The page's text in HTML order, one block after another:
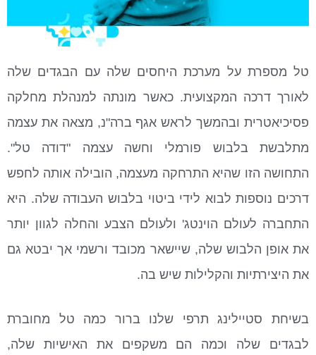
טל מספרת על מערכת היחסים שלה עם הבגדים שלה
לאורך דרכה המקצועית. כאשר מונתה למנהלת מחלקה
פסיכיאטרית ובהמשך לראש אגף ברה"נ, מצאה את עצמה
מתלבשת בלבוש פורמלי וחשה עצמה "דודה טל".
התחושה הזו שהיא התרחקה מעצמה, הובילה אותה לחפש
דרכים נוספות לבוא לידי ביטוי בלבוש העבודה שלה. היא
התחברה לעולם הוינטג' ולעולם הצבע והחלה לגוון יותר
את אופן הלבוש שלה, שיישאר מכובד ורשמי אך יבטא גם
את היצירתיות והקלילות שיש בה.
בשיחת סטיילינג תרפי שלנו ברור כמה טל מחוברת
לבגדים שלה וכמה הם משקפים את האישיות שלה,